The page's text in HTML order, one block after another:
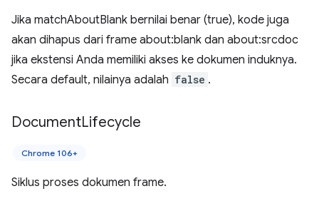
Jika matchAboutBlank bernilai benar (true), kode juga
akan dihapus dari frame about:blank dan about:srcdoc
jika ekstensi Anda memiliki akses ke dokumen induknya.
Secara default, nilainya adalah false .
DocumentLifecycle
Chrome 106+
Siklus proses dokumen frame.